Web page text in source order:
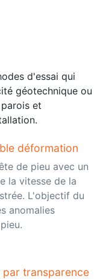
d'essai qui
géotechnique ou
et
déformation
de pieu avec un
la vitesse de la
L'objectif du
anomalies
transparence